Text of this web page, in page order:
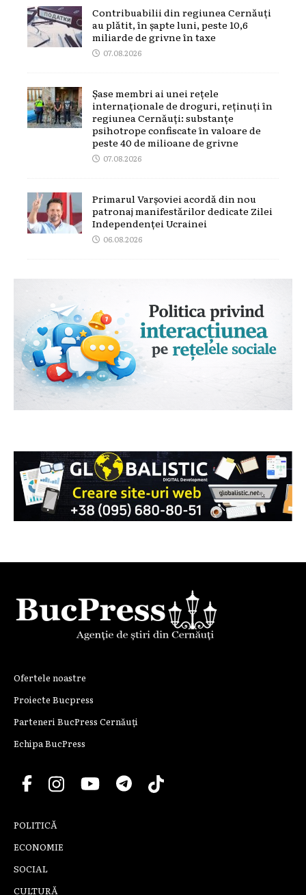
Contribuabilii din regiunea Cernăuți
au plătit, în șapte luni, peste 10,6
miliarde de grivne în taxe
07.08.2026
Șase membri ai unei rețele
internaționale de droguri, reținuți în
regiunea Cernăuți: substanțe
psihotrope confiscate în valoare de
peste 40 de milioane de grivne
07.08.2026
Primarul Varșoviei acordă din nou
patronaj manifestărilor dedicate Zilei
Independenței Ucrainei
06.08.2026
Ofertele noastre
Proiecte Bucpress
Parteneri BucPress Cernăuți
Echipa BucPress
POLITICĂ
ECONOMIE
SOCIAL
CULTURĂ